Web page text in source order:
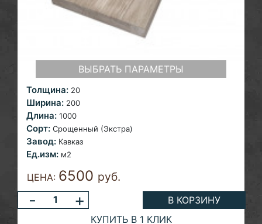
ВЫБРАТЬ ПАРАМЕТРЫ
Толщина: 20
Ширина: 200
Длина: 1000
Сорт: Срощенный (Экстра)
Завод: Кавказ
Ед.изм: м2
ЦЕНА: 6500 руб.
- +
В КОРЗИНУ
КУПИТЬ В 1 КЛИК